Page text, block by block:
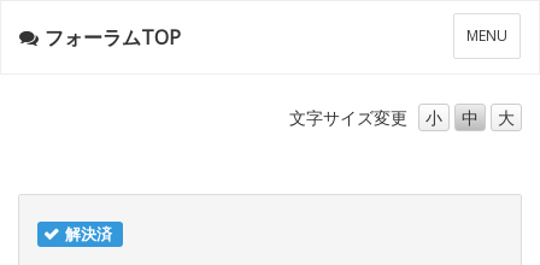
メ
ニ
ー
MENU
フォーラムTOP
文字サイズ変更 小 中 大
解決済